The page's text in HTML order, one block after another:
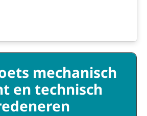
mechanisch
en technisch